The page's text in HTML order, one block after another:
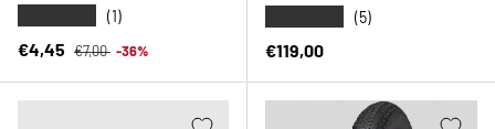
(1)
Prezzo di vendita
€4,45 Prezzo normale
€7,00 -36%
(5)
Prezzo normale
€119,00